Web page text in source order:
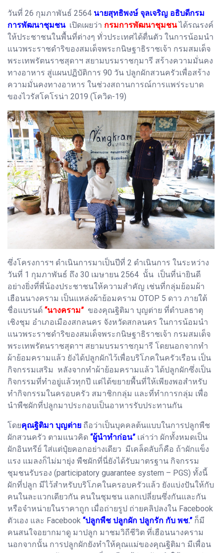
วันที่ 26 กุมภาพันธ์ 2564 นายสุทธิพงษ์ จุลเจริญ อธิบดีกรม
การพัฒนาชุมชนเปิดเผยว่า กรมการพัฒนาชุมชนได้รณรงค์
ให้ประชาชนในพื้นที่ต่างๆ ทั่วประเทศได้ตื่นตัว ในการน้อมนำ
แนวพระราชดำริของสมเด็จพระกนิษฐาธิราชเจ้า กรมสมเด็จ
พระเทพรัตนราชสุดาฯ สยามบรมราชกุมารี สร้างความมั่นคง
ทางอาหาร สู่แผนปฏิบัติการ 90 วัน ปลูกผักสวนครัวเพื่อสร้าง
ความมั่นคงทางอาหาร ในช่วงสถานการณ์การแพร่ระบาด
ของไวรัสโคโรน่า 2019 (โควิด-19)
ซึ่งโครงการฯ ดำเนินการมาเป็นปีที่ 2 ดำเนินการ ในระหว่าง
วันที่ 1 กุมภาพันธ์ ถึง 30 เมษายน 2564 นั้น เป็นที่น่ายินดี
อย่างยิ่งที่พี่น้องประชาชนให้ความสำคัญ เช่นที่กลุ่มย้อมผ้า
เฮือนนางคราม เป็นแหล่งผ้าย้อมคราม OTOP 5 ดาว ภายใต้
ชื่อแบรนด์ “นางคราม” ของคุณฐิติมา บุญต่าย ที่ตำบลธาตุ
เชิงชุม อำเภอเมืองสกลนคร จังหวัดสกลนคร ในการน้อมนำ
แนวพระราชดำริของสมเด็จพระกนิษฐาธิราชเจ้า กรมสมเด็จ
พระเทพรัตนราชสุดาฯ สยามบรมราชกุมารี โดยนอกจากทำ
ผ้าย้อมครามแล้ว ยังได้ปลูกผักไว้เพื่อบริโภคในครัวเรือน เป็น
กิจกรรมเสริม หลังจากทำผ้าย้อมครามแล้ว ได้ปลูกผักซึ่งเป็น
กิจกรรมที่ทำอยู่แล้วทุกปี แต่ได้ขยายพื้นที่ให้เพียงพอสำหรับ
ทำกิจกรรมในครอบครัว สมาชิกกลุ่ม และที่ทำการกลุ่ม เพื่อ
นำพืชผักที่ปลูกมาประกอบเป็นอาหารรับประทานกัน
โดยคุณฐิติมา บุญต่าย ถือว่าเป็นบุคคลต้นแบบในการปลูกพืช
ผักสวนครัว ตามแนวคิด “ผู้นำทำก่อน” เล่าว่า ผักทั้งหมดเป็น
ผักอินทรีย์ ใส่แต่ปุ๋ยคอกอย่างเดียว มีเคล็ดลับก็คือ ถ้าผักแข็ง
แรง แมลงก็ไม่มายุ่ง พืชผักที่นี่ยังได้รับมาตรฐาน กิจกรรม
ชุมชนรับรอง (participatory guarantee system – PGS) ทั้งนี้
ผักที่ปลูก มีไว้สำหรับบริโภคในครอบครัวแล้ว ยังแบ่งปันให้กับ
คนในละแวกเดียวกัน คนในชุมชน แลกเปลี่ยนซึ่งกันและกัน
หรือจำหน่ายในราคาถูก เมื่อถ่ายรูป ถ่ายคลิปลงใน Facebook
ตัวเอง และ Facebook “ปลูกพืช ปลูกผัก ปลูกรัก กับ พช.” ก็มี
คนสนใจอยากมาดู มาปลูก มาชมวิถีชีวิต ที่เฮือนนางคราม
นอกจากนั้น การปลูกผักยังทำให้คุณแม่ของคุณฐิติมา มีเพื่อน